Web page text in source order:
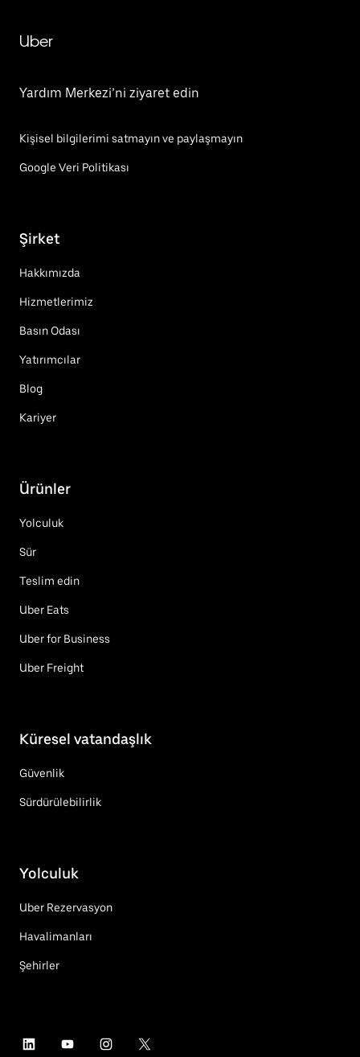
Uber
Yardım Merkezi’ni ziyaret edin
Kişisel bilgilerimi satmayın ve paylaşmayın
Google Veri Politikası
Şirket
Hakkımızda
Hizmetlerimiz
Basın Odası
Yatırımcılar
Blog
Kariyer
Ürünler
Yolculuk
Sür
Teslim edin
Uber Eats
Uber for Business
Uber Freight
Küresel vatandaşlık
Güvenlik
Sürdürülebilirlik
Yolculuk
Uber Rezervasyon
Havalimanları
Şehirler